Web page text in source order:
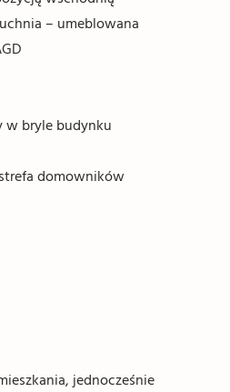
– umeblowana
bryle budynku
domowników
jednocześnie